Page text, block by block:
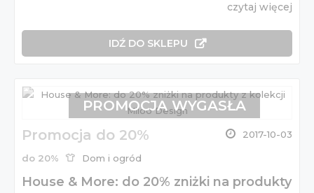
czytaj więcej
IDŹ DO SKLEPU
Promocja do 20% 2017-10-03
do 20% Dom i ogród
House & More: do 20% zniżki na produkty
PROMOCJA WYGASŁA